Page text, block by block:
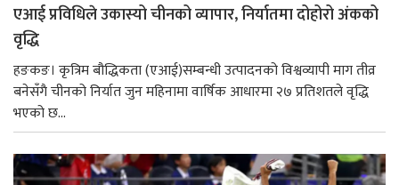
एआई प्रविधिले उकास्यो चीनको व्यापार, निर्यातमा दोहोरो अंकको
वृद्धि
हङकङ। कृत्रिम बौद्धिकता (एआई)सम्बन्धी उत्पादनको विश्वव्यापी माग तीव्र
बनेसँगै चीनको निर्यात जुन महिनामा वार्षिक आधारमा २७ प्रतिशतले वृद्धि
भएको छ...